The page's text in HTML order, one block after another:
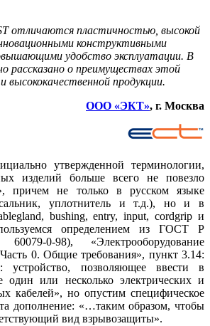
отличаются пластичностью, высокой
конструктивными
удобство эксплуатации. В
рассказано о преимуществах этой
высококачественной продукции.
ООО «ЭКТ», г. Москва
утвержденной терминологии,
изделий больше всего не повезло
причем не только в русском языке
уплотнитель и т.д.), но и в
bushing, entry, input, cordgrip и
определением из ГОСТ Р
0-98), «Электрооборудование
0. Общие требования», пункт 3.14:
устройство, позволяющее ввести в
один или несколько электрических и
кабелей», но опустим специфическое
дополнение: «…таким образом, чтобы
вид взрывозащиты».